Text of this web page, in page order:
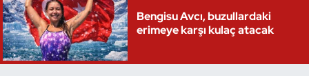
Bengisu Avcı, buzullardaki
erimeye karşı kulaç atacak